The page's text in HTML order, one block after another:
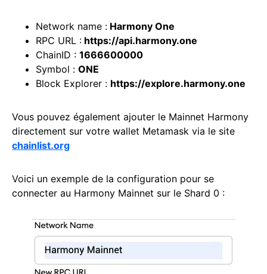
Network name : Harmony One
RPC URL : https://api.harmony.one
ChainID : 1666600000
Symbol : ONE
Block Explorer : https://explore.harmony.one
Vous pouvez également ajouter le Mainnet Harmony
directement sur votre wallet Metamask via le site
chainlist.org
Voici un exemple de la configuration pour se
connecter au Harmony Mainnet sur le Shard 0 :